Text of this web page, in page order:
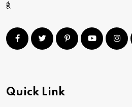
है.
Quick Link